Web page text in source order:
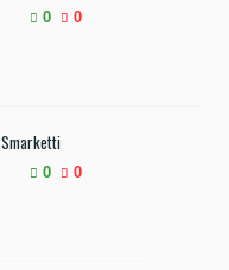
0 0
Smarketti
0 0